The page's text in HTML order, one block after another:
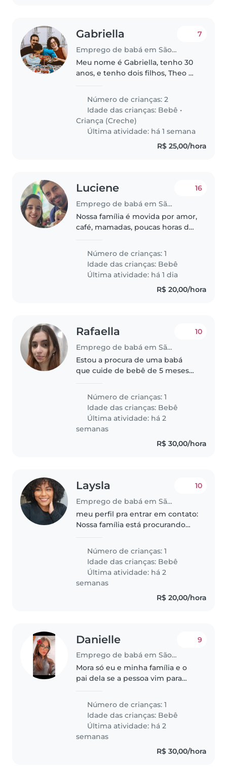
Gabriella
Emprego de babá em São Paulo (São Paulo)
7
Meu nome é Gabriella, tenho 30
anos, e tenho dois filhos, Theo de
Meu marido trabalha de casa,
então vai poder ajudar em
algumas demandas. Meu
trabalho..
Número de crianças: 2
Idade das crianças: Bebê •
Criança (Creche)
Última atividade: há 1 semana
R$ 25,00/hora
Luciene
Emprego de babá em São Paulo (São Paulo)
16
Nossa família é movida por amor,
café, mamadas, poucas horas de
Rafael, a Lu e a pequena Chloe, a
CEO da casa, que decide os
horários, muda todos os..
Número de crianças: 1
Idade das crianças: Bebê
Última atividade: há 1 dia
R$ 20,00/hora
Rafaella
Emprego de babá em São Paulo (São Paulo)
10
Estou a procura de uma babá
que cuide de bebê de 5 meses
Número de crianças: 1
Idade das crianças: Bebê
Última atividade: há 2
semanas
R$ 30,00/hora
Laysla
Emprego de babá em São Paulo (São Paulo)
10
meu perfil pra entrar em contato:
Nossa família está procurando
menino. precisamos pra cuidar
uma vez na semana e a última..
Número de crianças: 1
Idade das crianças: Bebê
Última atividade: há 2
semanas
R$ 20,00/hora
Danielle
Emprego de babá em São Paulo (São Paulo)
9
Mora só eu e minha família e o
pai dela se a pessoa vim para
gente boa e de confiança
Número de crianças: 1
Idade das crianças: Bebê
Última atividade: há 2
semanas
R$ 30,00/hora